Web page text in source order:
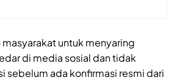
untuk menyaring
di media sosial dan tidak
sebelum ada konfirmasi resmi dari